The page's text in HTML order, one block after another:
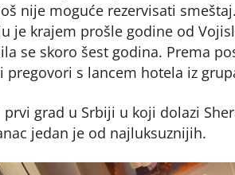
nije moguće rezervisati
je krajem prošle godine od
se skoro šest godina. Prema
pregovori s lancem hotela iz
grad u Srbiji u koji dolazi
jedan je od najluksuznijih.